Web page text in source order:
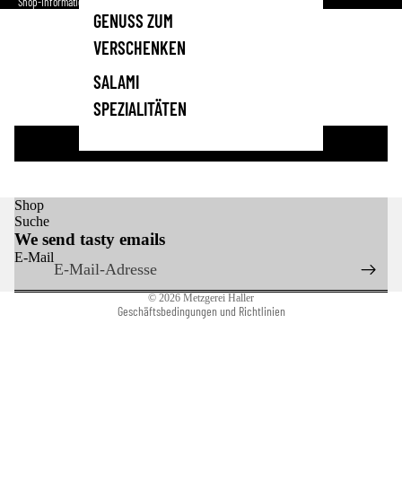
GENUSS ZUM
VERSCHENKEN
SALAMI
SPEZIALITÄTEN
Kundenbewertungen
Schreiben Sie die erste Bewertung
Shop
Suche
We send tasty emails
E-Mail
© 2026 Metzgerei Haller
Geschäftsbedingungen und Richtlinien
Datenschutzerklärung
Impressum
Kontaktinformationen